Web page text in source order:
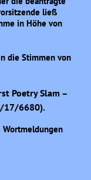
ließ
in Höhe von
die Stimmen von
Poetry Slam –
17/6680).